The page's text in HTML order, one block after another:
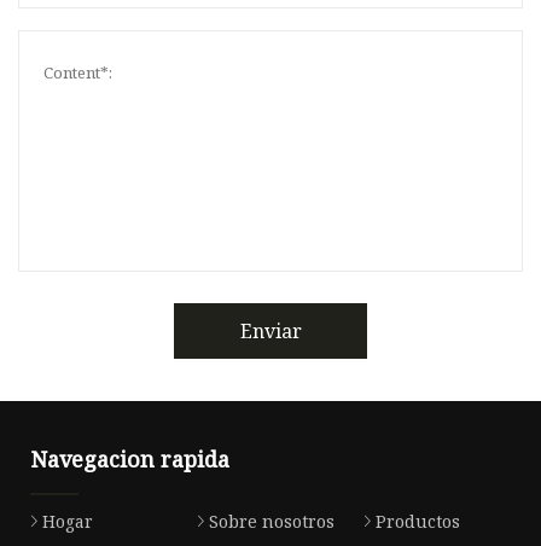
Enviar
Navegacion rapida
Hogar Sobre nosotros
Productos